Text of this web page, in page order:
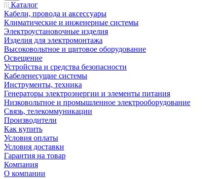
Каталог
Кабели, провода и аксессуары
Климатические и инженерные системы
Электроустановочные изделия
Изделия для электромонтажа
Высоковольтное и щитовое оборудование
Освещение
Устройства и средства безопасности
Кабеленесущие системы
Инструменты, техника
Генераторы электроэнергии и элементы питания
Низковольтное и промышленное электрооборудование
Связь, телекоммуникации
Производители
Как купить
Условия оплаты
Условия доставки
Гарантия на товар
Компания
О компании